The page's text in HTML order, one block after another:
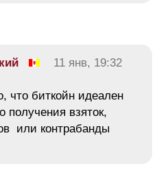
11 янв, 19:32
что биткойн идеален
получения взяток,
или контрабанды